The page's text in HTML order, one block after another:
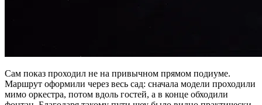
Сам показ проходил не на привычном прямом подиуме.
Маршрут оформили через весь сад: сначала модели проходили
мимо оркестра, потом вдоль гостей, а в конце обходили